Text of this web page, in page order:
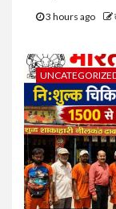
3 hours ago